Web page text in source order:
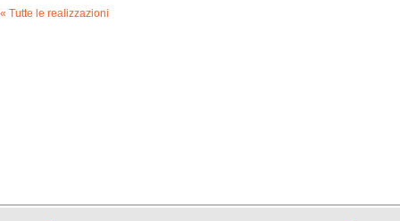
« Tutte le realizzazioni